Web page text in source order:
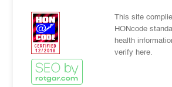
This site
HONcode
health
verify here.